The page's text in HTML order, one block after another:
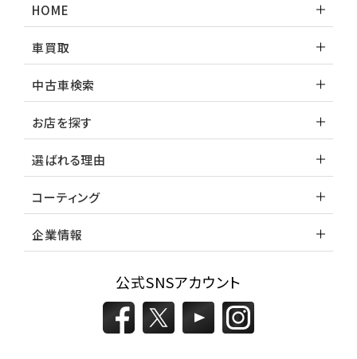
HOME
車買取
中古車検索
お店を探す
選ばれる理由
コーティング
企業情報
公式SNSアカウント